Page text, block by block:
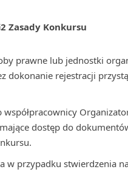
Zasady Konkursu
prawne lub jednostki
rejestracji
dostęp do
w przypadku stwierdzenia